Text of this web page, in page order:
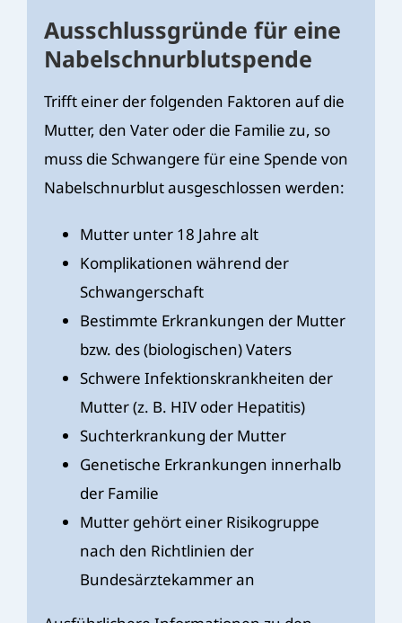
Ausschlussgründe für eine
Nabelschnurblutspende
Trifft einer der folgenden Faktoren auf die
Mutter, den Vater oder die Familie zu, so
muss die Schwangere für eine Spende von
Nabelschnurblut ausgeschlossen werden:
Mutter unter 18 Jahre alt
Komplikationen während der
Schwangerschaft
Bestimmte Erkrankungen der Mutter
bzw. des (biologischen) Vaters
Schwere Infektionskrankheiten der
Mutter (z. B. HIV oder Hepatitis)
Suchterkrankung der Mutter
Genetische Erkrankungen innerhalb
der Familie
Mutter gehört einer Risikogruppe
nach den Richtlinien der
Bundesärztekammer an